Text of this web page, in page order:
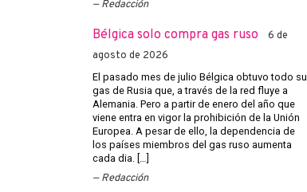
Redacción
Bélgica solo compra gas ruso
6 de
agosto de 2026
El pasado mes de julio Bélgica obtuvo todo su
gas de Rusia que, a través de la red fluye a
Alemania. Pero a partir de enero del año que
viene entra en vigor la prohibición de la Unión
Europea. A pesar de ello, la dependencia de
los países miembros del gas ruso aumenta
cada dia. […]
Redacción